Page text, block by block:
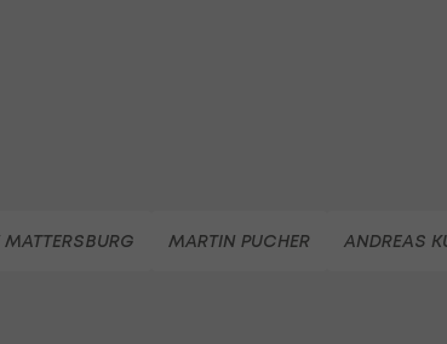
MATTERSBURG MARTIN PUCHER ANDREAS